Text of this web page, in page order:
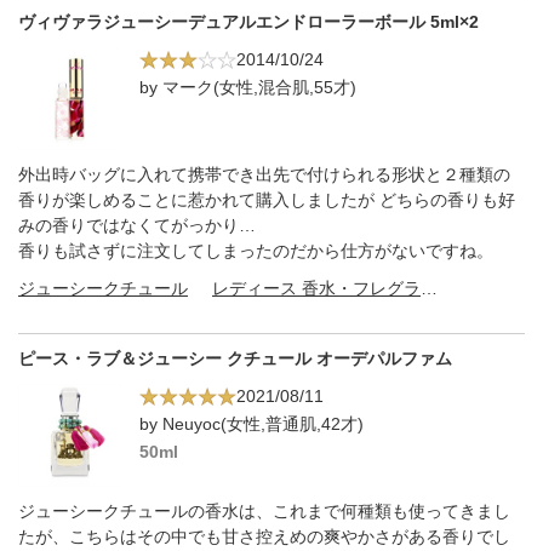
ヴィヴァラジューシーデュアルエンドローラーボール 5ml×2
2014/10/24
by マーク(女性,混合肌,55才)
外出時バッグに入れて携帯でき出先で付けられる形状と２種類の
香りが楽しめることに惹かれて購入しましたが どちらの香りも好
みの香りではなくてがっかり…
香りも試さずに注文してしまったのだから仕方がないですね。
ジューシークチュール
ピース・ラブ＆ジューシー クチュール オーデパルファム
2021/08/11
by Neuyoc(女性,普通肌,42才)
50ml
ジューシークチュールの香水は、これまで何種類も使ってきまし
たが、こちらはその中でも甘さ控えめの爽やかさがある香りでし